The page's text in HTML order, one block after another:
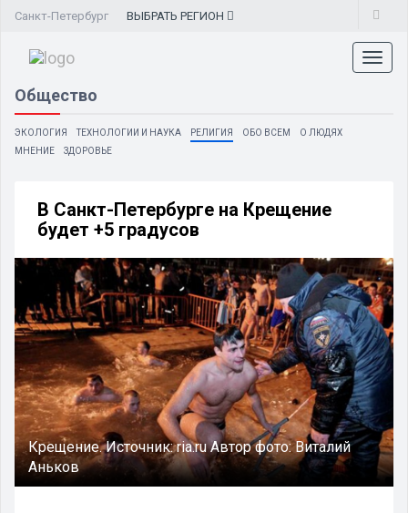
Санкт-Петербург ВЫБРАТЬ РЕГИОН
Общество
ЭКОЛОГИЯ ТЕХНОЛОГИИ И НАУКА РЕЛИГИЯ ОБО ВСЕМ
О ЛЮДЯХ
МНЕНИЕ
ЗДОРОВЬЕ
В Санкт-Петербурге на Крещение
будет +5 градусов
Крещение.Источник:ria.ruАвтор фото:Виталий
Аньков